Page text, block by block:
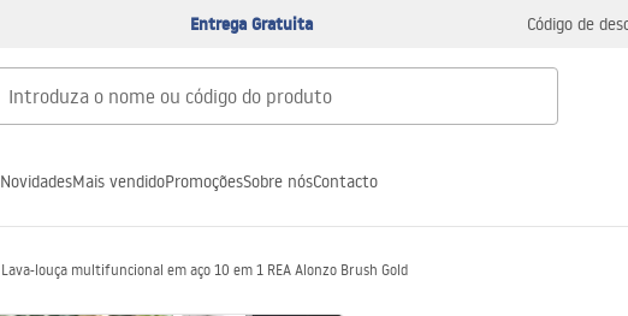
Entrega Gratuita Código de
NovidadesMais vendidoPromoçõesSobre nósContacto
Lava-louça multifuncional em aço 10 em 1 REA Alonzo Brush Gold